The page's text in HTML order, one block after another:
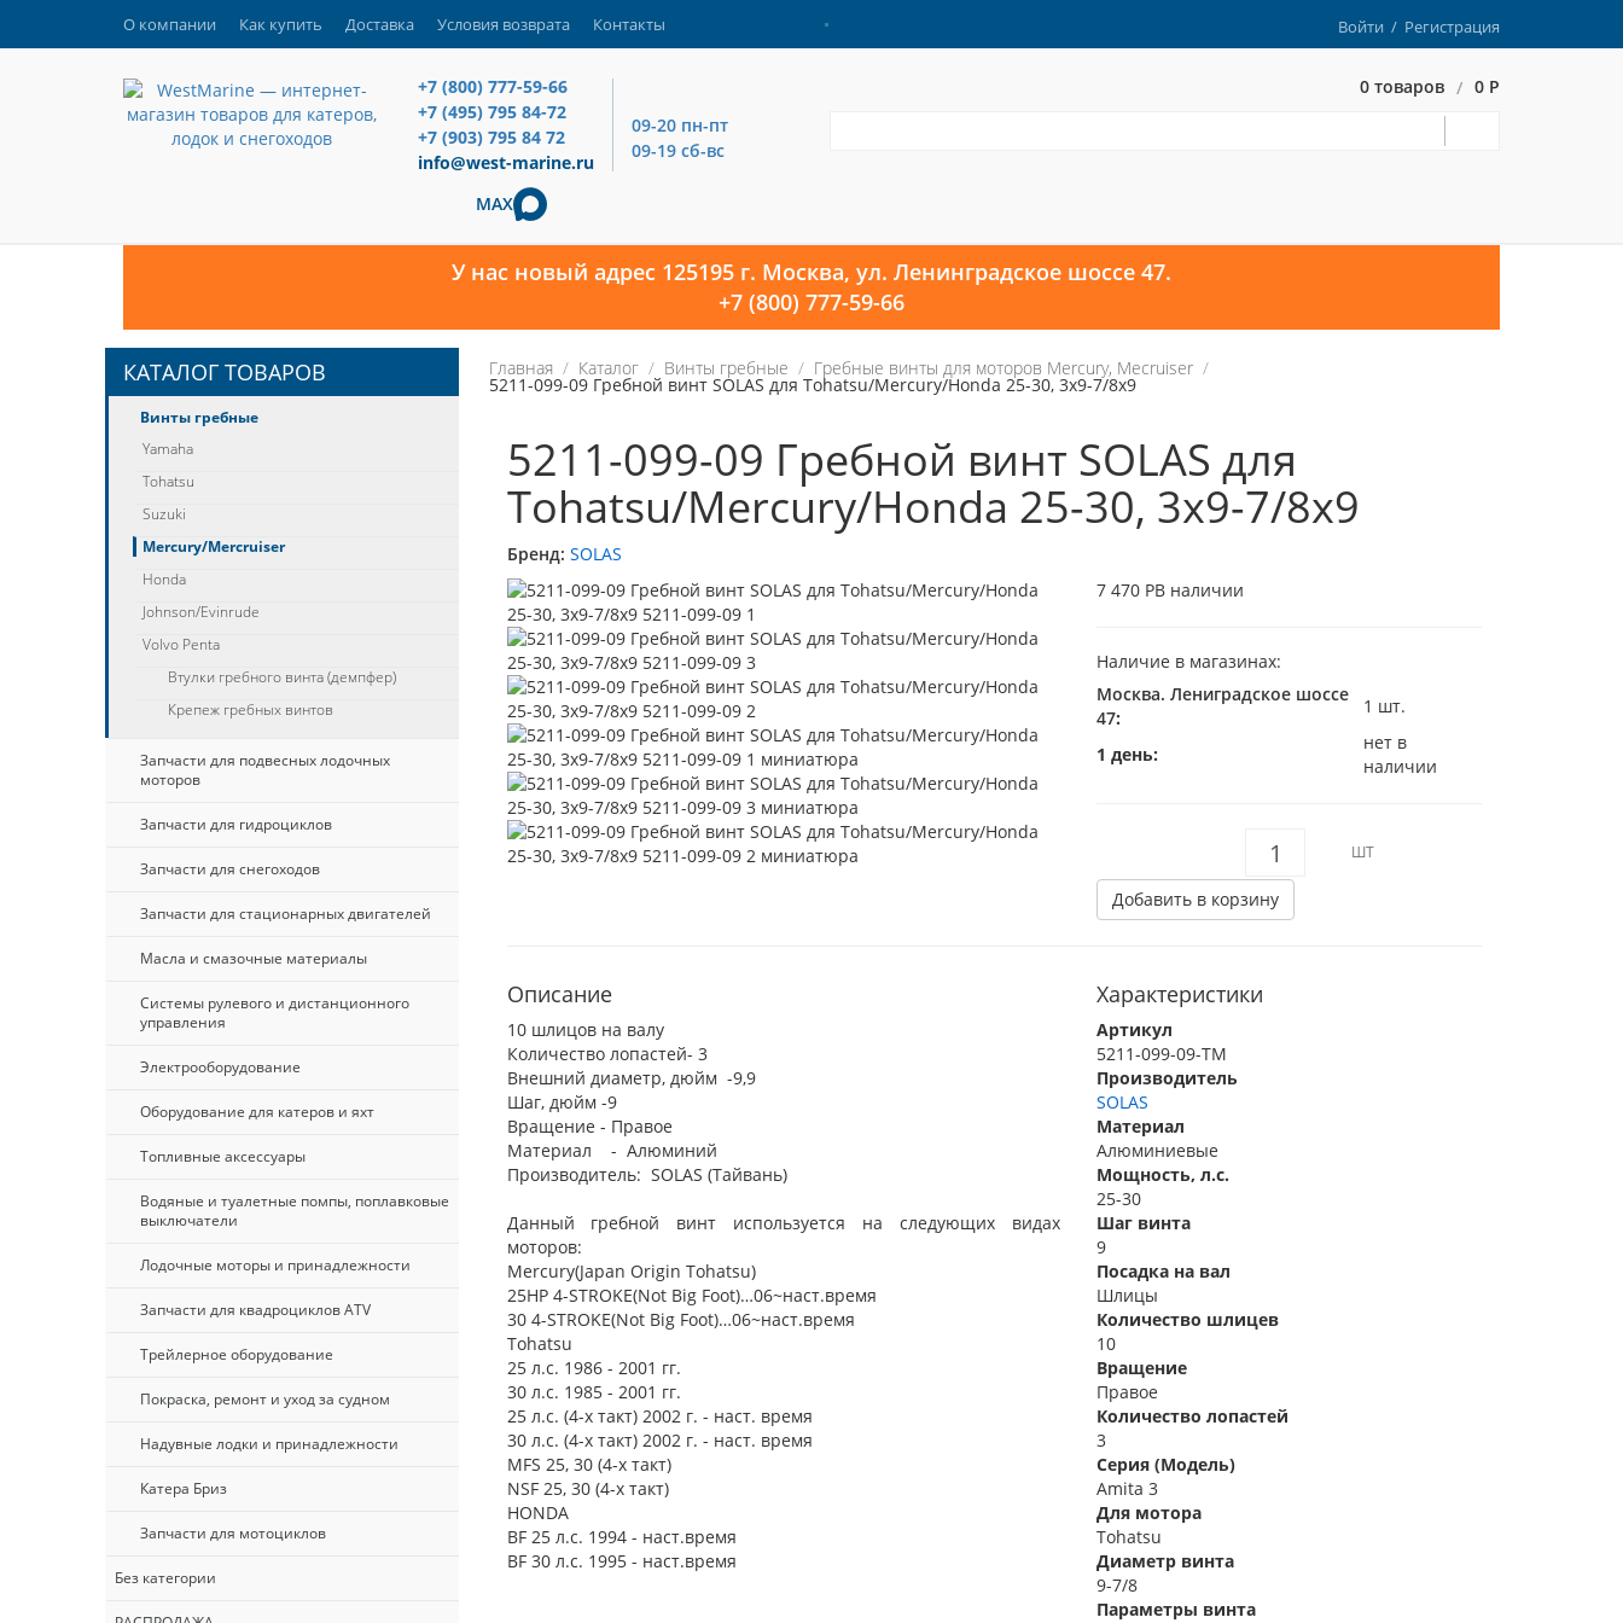
О компании Как купить Доставка Условия возврата Контакты Войти / Регистрация
+7 (800) 777-59-66
+7 (495) 795 84-72
+7 (903) 795 84 72
info@west-marine.ru
09-20 пн-пт
09-19 сб-вс
MAX
0 товаров / 0 Р
У нас новый адрес 125195 г. Москва, ул. Ленинградское шоссе 47.
+7 (800) 777-59-66
Главная Каталог Винты гребные Гребные винты для моторов Mercury, Mecruiser
5211-099-09 Гребной винт SOLAS для Tohatsu/Mercury/Honda 25-30, 3x9-7/8x9
5211-099-09 Гребной винт SOLAS для
Tohatsu/Mercury/Honda 25-30, 3x9-7/8x9
Бренд: SOLAS
7 470 РВ наличии
Наличие в магазинах:
Москва. Лениградское шоссе
47:
1 шт.
1 день:
нет в
наличии
ШТ
Добавить в корзину
Описание
10 шлицов на валу
Количество лопастей- 3
Внешний диаметр, дюйм -9,9
Шаг, дюйм -9
Вращение - Правое
Материал - Алюминий
Производитель: SOLAS (Тайвань)
Данный гребной винт используется на следующих видах
моторов:
Mercury(Japan Origin Tohatsu)
25HP 4-STROKE(Not Big Foot)…06~наст.время
30 4-STROKE(Not Big Foot)…06~наст.время
Tohatsu
25 л.с. 1986 - 2001 гг.
30 л.с. 1985 - 2001 гг.
25 л.с. (4-х такт) 2002 г. - наст. время
30 л.с. (4-х такт) 2002 г. - наст. время
MFS 25, 30 (4-х такт)
NSF 25, 30 (4-х такт)
HONDA
BF 25 л.с. 1994 - наст.время
BF 30 л.с. 1995 - наст.время
Характеристики
Артикул
5211-099-09-TM
Производитель
SOLAS
Материал
Алюминиевые
Мощность, л.с.
25-30
Шаг винта
9
Посадка на вал
Шлицы
Количество шлицев
10
Вращение
Правое
Количество лопастей
3
Серия (Модель)
Amita 3
Для мотора
Tohatsu
Диаметр винта
9-7/8
Параметры винта
КАТАЛОГ ТОВАРОВ
Винты гребные
Yamaha
Tohatsu
Suzuki
Mercury/Mercruiser
Honda
Johnson/Evinrude
Volvo Penta
Втулки гребного винта (демпфер)
Крепеж гребных винтов
Запчасти для подвесных лодочных
моторов
Запчасти для гидроциклов
Запчасти для снегоходов
Запчасти для стационарных двигателей
Масла и смазочные материалы
Системы рулевого и дистанционного
управления
Электрооборудование
Оборудование для катеров и яхт
Топливные аксессуары
Водяные и туалетные помпы, поплавковые
выключатели
Лодочные моторы и принадлежности
Запчасти для квадроциклов ATV
Трейлерное оборудование
Покраска, ремонт и уход за судном
Надувные лодки и принадлежности
Катера Бриз
Запчасти для мотоциклов
Без категории